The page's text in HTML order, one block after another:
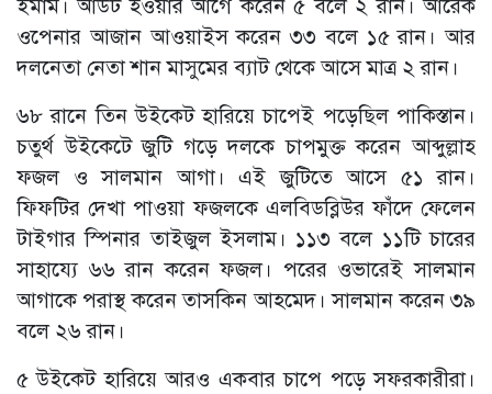
ইমাম। আউট হওয়ার আগে করেন ৫ বলে ২ রান। আরেক
ওপেনার আজান আওয়াইস করেন ৩৩ বলে ১৫ রান। আর
দলনেতা নেতা শান মাসুমের ব্যাট থেকে আসে মাত্র ২ রান।
৬৮ রানে তিন উইকেট হারিয়ে চাপেই পড়েছিল পাকিস্তান।
চতুর্থ উইকেটে জুটি গড়ে দলকে চাপমুক্ত করেন আব্দুল্লাহ
ফজল ও সালমান আগা। এই জুটিতে আসে ৫১ রান।
ফিফটির দেখা পাওয়া ফজলকে এলবিডব্লিউর ফাঁদে ফেলেন
টাইগার স্পিনার তাইজুল ইসলাম। ১১৩ বলে ১১টি চারের
সাহায্যে ৬৬ রান করেন ফজল। পরের ওভারেই সালমান
আগাকে পরাস্থ করেন তাসকিন আহমেদ। সালমান করেন ৩৯
বলে ২৬ রান।
৫ উইকেট হারিয়ে আরও একবার চাপে পড়ে সফরকারীরা।